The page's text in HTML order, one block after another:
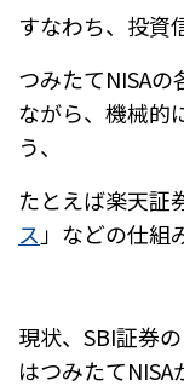
すなわち、投資
つみたてNISA
ながら、 機械的
う、
たとえば楽天証
ス 」などの仕組
現状、SBI証券の
はつみたてNISA